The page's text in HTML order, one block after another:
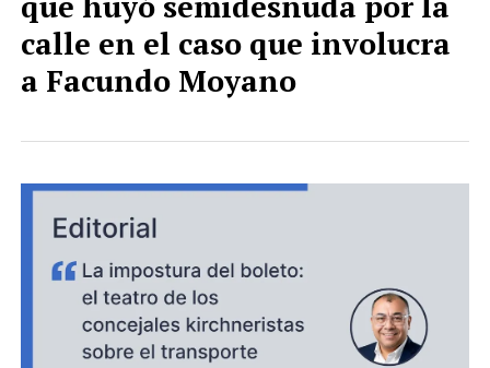
calle en el caso que involucra
a Facundo Moyano